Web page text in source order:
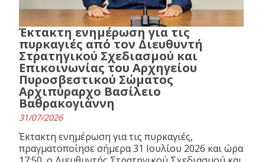
Έκτακτη ενημέρωση για τις
πυρκαγιές από τον Διευθυντή
Στρατηγικού Σχεδιασμού και
Επικοινωνίας του Αρχηγείου
Πυροσβεστικού Σώματος
Αρχιπύραρχο Βασίλειο
Βαθρακογιάννη
31/07/2026
Έκτακτη ενημέρωση για τις πυρκαγιές,
πραγματοποίησε σήμερα 31 Ιουλίου 2026 και ώρα